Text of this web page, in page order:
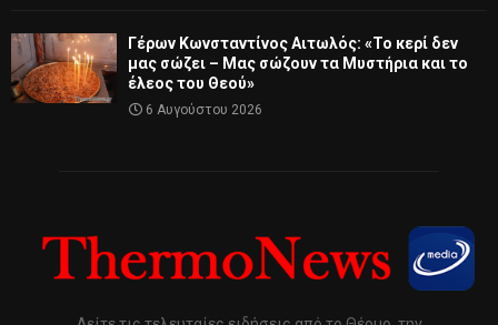
Γέρων Κωνσταντίνος Αιτωλός: «Το κερί δεν
μας σώζει – Μας σώζουν τα Μυστήρια και το
έλεος του Θεού»
6 Αυγούστου 2026